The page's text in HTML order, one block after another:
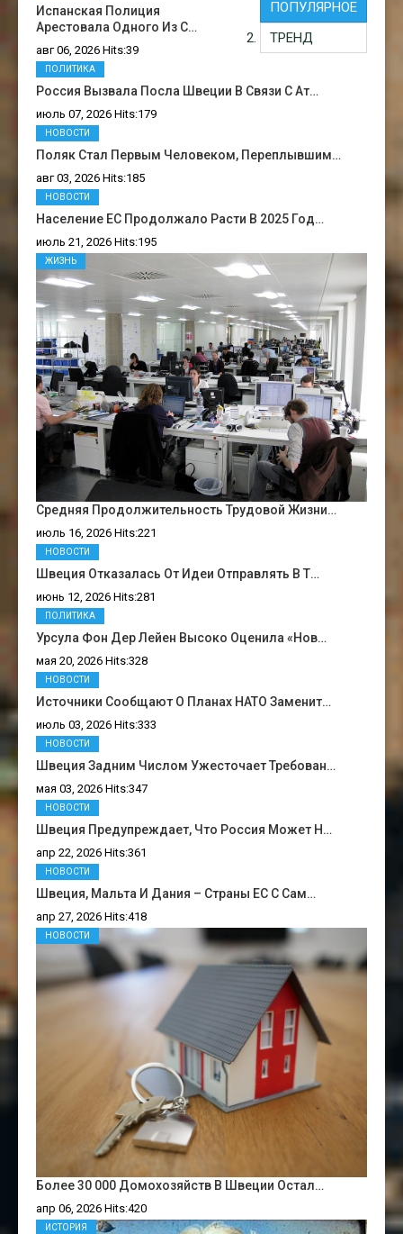
ПОПУЛЯРНОЕ
ТРЕНД
Испанская Полиция
Арестовала Одного Из С…
авг 06, 2026 Hits:39
Россия Вызвала Посла Швеции В Связи С Ат…
июль 07, 2026 Hits:179
ПОЛИТИКА
Поляк Стал Первым Человеком, Переплывшим…
авг 03, 2026 Hits:185
НОВОСТИ
Население ЕС Продолжало Расти В 2025 Год…
июль 21, 2026 Hits:195
НОВОСТИ
Средняя Продолжительность Трудовой Жизни…
июль 16, 2026 Hits:221
ЖИЗНЬ
Швеция Отказалась От Идеи Отправлять В Т…
июнь 12, 2026 Hits:281
НОВОСТИ
Урсула Фон Дер Лейен Высоко Оценила «нов…
мая 20, 2026 Hits:328
ПОЛИТИКА
Источники Сообщают О Планах НАТО Заменит…
июль 03, 2026 Hits:333
НОВОСТИ
Швеция Задним Числом Ужесточает Требован…
мая 03, 2026 Hits:347
НОВОСТИ
Швеция Предупреждает, Что Россия Может Н…
апр 22, 2026 Hits:361
НОВОСТИ
Швеция, Мальта И Дания – Страны ЕС С Сам…
апр 27, 2026 Hits:418
НОВОСТИ
Более 30 000 Домохозяйств В Швеции Остал…
апр 06, 2026 Hits:420
НОВОСТИ
ИСТОРИЯ